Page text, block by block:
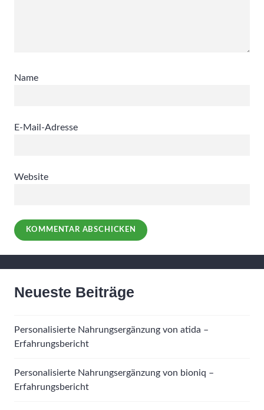
Name
E-Mail-Adresse
Website
Neueste Beiträge
Personalisierte Nahrungsergänzung von atida –
Erfahrungsbericht
Personalisierte Nahrungsergänzung von bioniq –
Erfahrungsbericht